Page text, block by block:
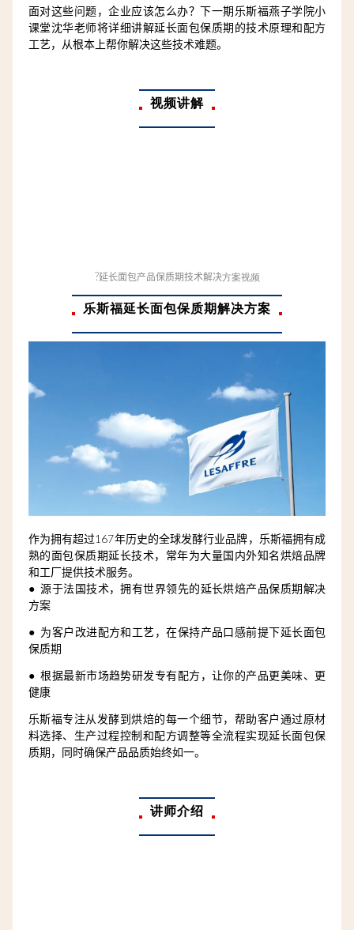
面对这些问题，企业应该怎么办？下一期乐斯福燕子学院小
课堂沈华老师将详细讲解延长面包保质期的技术原理和配方
工艺，从根本上帮你解决这些技术难题。
视频讲解
?延长面包产品保质期技术解决方案视频
乐斯福延长面包保质期解决方案
作为拥有超过167年历史的全球发酵行业品牌，乐斯福拥有成
熟的面包保质期延长技术，常年为大量国内外知名烘焙品牌
和工厂提供技术服务。
● 源于法国技术，拥有世界领先的延长烘焙产品保质期解决
方案
● 为客户改进配方和工艺，在保持产品口感前提下延长面包
保质期
● 根据最新市场趋势研发专有配方，让你的产品更美味、更
健康
乐斯福专注从发酵到烘焙的每一个细节，帮助客户通过原材
料选择、生产过程控制和配方调整等全流程实现延长面包保
质期，同时确保产品品质始终如一。
讲师介绍